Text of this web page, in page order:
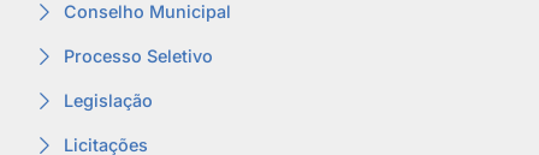
Conselho Municipal
Processo Seletivo
Legislação
Licitações